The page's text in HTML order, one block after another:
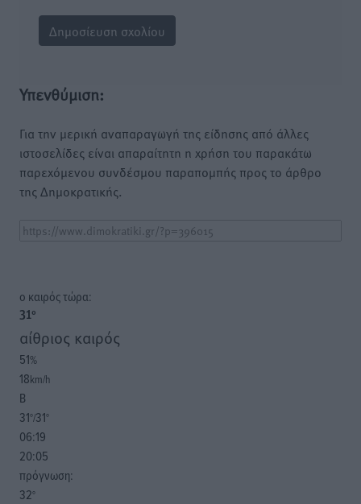
Υπενθύμιση:
Για την μερική αναπαραγωγή της είδησης από άλλες
ιστοσελίδες είναι απαραίτητη η χρήση του παρακάτω
παρεχόμενου συνδέσμου παραπομπής προς το άρθρο
της Δημοκρατικής.
o καιρός τώρα:
31°
αίθριος καιρός
51%
18km/h
Β
31°/31°
06:19
20:05
πρόγνωση:
32°